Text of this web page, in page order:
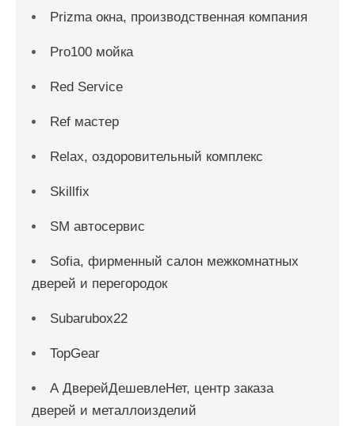
Prizma окна, производственная компания
Pro100 мойка
Red Service
Ref мастер
Relax, оздоровительный комплекс
Skillfix
SM автосервис
Sofia, фирменный салон межкомнатных
дверей и перегородок
Subarubox22
TopGear
А ДверейДешевлеНет, центр заказа
дверей и металлоизделий